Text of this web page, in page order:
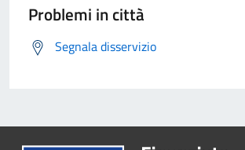
Problemi in città
Segnala disservizio